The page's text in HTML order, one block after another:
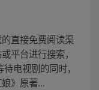
直接免费阅读渠
平台进行搜索，
电视剧的同时，
》原著...